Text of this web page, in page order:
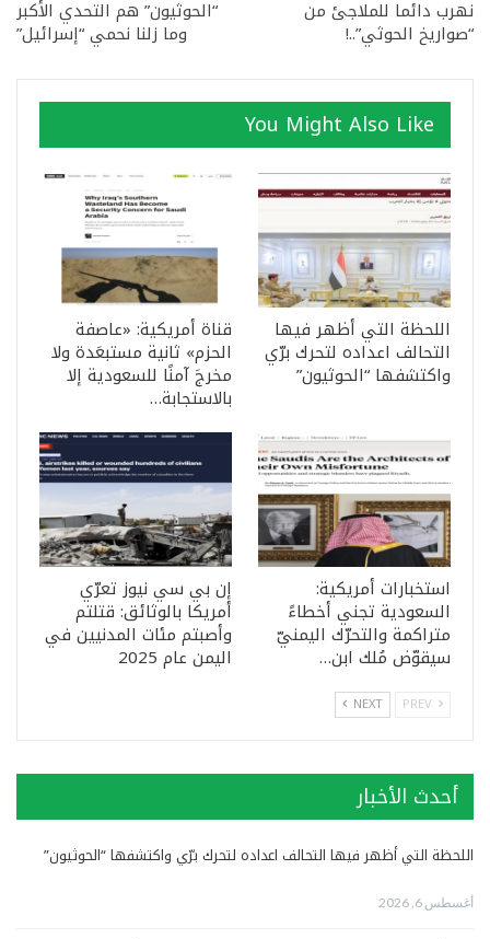
نهرب دائما للملاجئ من
“صواريخ الحوثي”..!
“الحوثيون” هم التحدي الأكبر
وما زلنا نحمي “إسرائيل”
You Might Also Like
اللحظة التي أظهر فيها
التحالف اعداده لتحرك برّي
واكتشفها “الحوثيون”
قناة أمريكية: «عاصفة
الحزم» ثانية مستبعَدة ولا
مخرجَ آمنًا للسعودية إلا
بالاستجابة…
استخبارات أمريكية:
السعودية تجني أخطاءً
متراكمة والتحرّك اليمنيّ
سيقوّض مُلك ابن…
إن بي سي نيوز تعرّي
أمريكا بالوثائق: قتلتم
وأصبتم مئات المدنيين في
اليمن عام 2025
NEXT
أحدث الأخبار
اللحظة التي أظهر فيها التحالف اعداده لتحرك برّي واكتشفها “الحوثيون”
أغسطس 6, 2026